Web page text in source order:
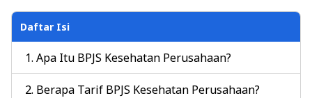
Daftar Isi
Apa Itu BPJS Kesehatan Perusahaan?
Berapa Tarif BPJS Kesehatan Perusahaan?